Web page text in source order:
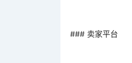
### 卖家平台